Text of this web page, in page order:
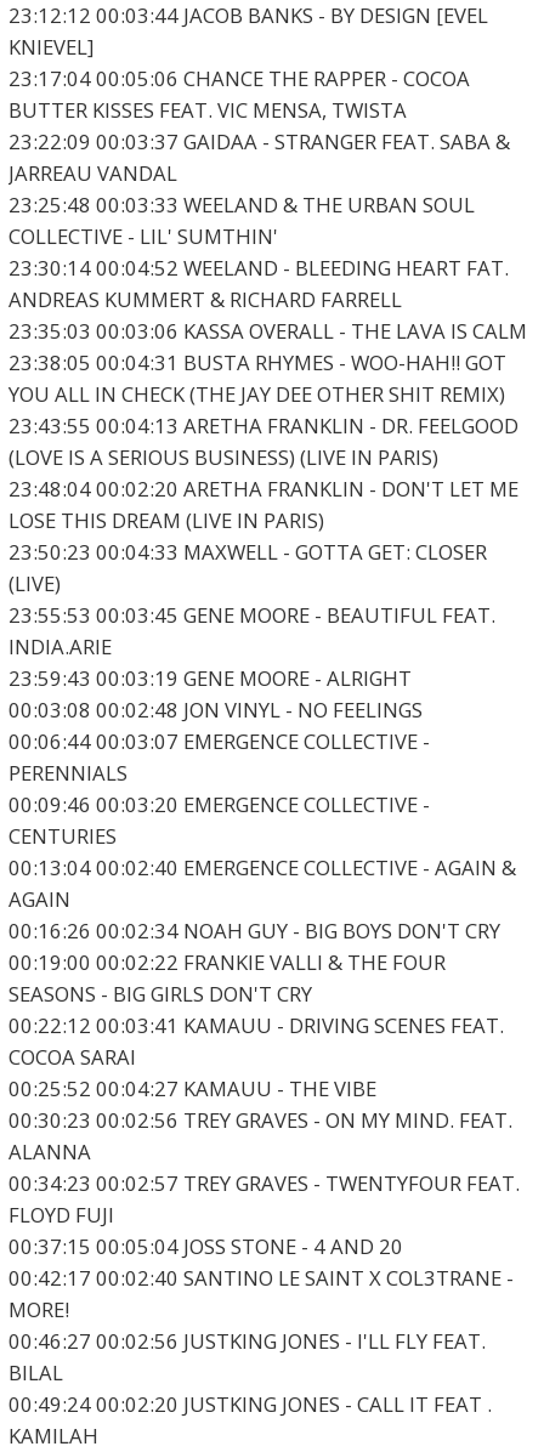
23:12:12 00:03:44 JACOB BANKS - BY DESIGN [EVEL
KNIEVEL]
23:17:04 00:05:06 CHANCE THE RAPPER - COCOA
BUTTER KISSES FEAT. VIC MENSA, TWISTA
23:22:09 00:03:37 GAIDAA - STRANGER FEAT. SABA &
JARREAU VANDAL
23:25:48 00:03:33 WEELAND & THE URBAN SOUL
COLLECTIVE - LIL' SUMTHIN'
23:30:14 00:04:52 WEELAND - BLEEDING HEART FAT.
ANDREAS KUMMERT & RICHARD FARRELL
23:35:03 00:03:06 KASSA OVERALL - THE LAVA IS CALM
23:38:05 00:04:31 BUSTA RHYMES - WOO-HAH!! GOT
YOU ALL IN CHECK (THE JAY DEE OTHER SHIT REMIX)
23:43:55 00:04:13 ARETHA FRANKLIN - DR. FEELGOOD
(LOVE IS A SERIOUS BUSINESS) (LIVE IN PARIS)
23:48:04 00:02:20 ARETHA FRANKLIN - DON'T LET ME
LOSE THIS DREAM (LIVE IN PARIS)
23:50:23 00:04:33 MAXWELL - GOTTA GET: CLOSER
(LIVE)
23:55:53 00:03:45 GENE MOORE - BEAUTIFUL FEAT.
INDIA.ARIE
23:59:43 00:03:19 GENE MOORE - ALRIGHT
00:03:08 00:02:48 JON VINYL - NO FEELINGS
00:06:44 00:03:07 EMERGENCE COLLECTIVE -
PERENNIALS
00:09:46 00:03:20 EMERGENCE COLLECTIVE -
CENTURIES
00:13:04 00:02:40 EMERGENCE COLLECTIVE - AGAIN &
AGAIN
00:16:26 00:02:34 NOAH GUY - BIG BOYS DON'T CRY
00:19:00 00:02:22 FRANKIE VALLI & THE FOUR
SEASONS - BIG GIRLS DON'T CRY
00:22:12 00:03:41 KAMAUU - DRIVING SCENES FEAT.
COCOA SARAI
00:25:52 00:04:27 KAMAUU - THE VIBE
00:30:23 00:02:56 TREY GRAVES - ON MY MIND. FEAT.
ALANNA
00:34:23 00:02:57 TREY GRAVES - TWENTYFOUR FEAT.
FLOYD FUJI
00:37:15 00:05:04 JOSS STONE - 4 AND 20
00:42:17 00:02:40 SANTINO LE SAINT X COL3TRANE -
MORE!
00:46:27 00:02:56 JUSTKING JONES - I'LL FLY FEAT.
BILAL
00:49:24 00:02:20 JUSTKING JONES - CALL IT FEAT .
KAMILAH